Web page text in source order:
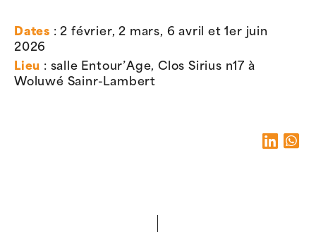
Dates : 2 février, 2 mars, 6 avril et 1er juin
2026
Lieu : salle Entour’Age, Clos Sirius n17 à
Woluwé Sainr-Lambert